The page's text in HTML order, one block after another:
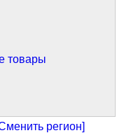
товары
регион]